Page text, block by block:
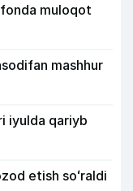
muloqot
mashhur
iyulda qariyb
etish soʻraldi